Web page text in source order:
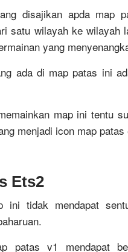
disajikan apda map
satu wilayah ke wilayah
yang
ada di map patas ini
map ini tentu
menjadi icon map patas
Ets2
ini tidak mendapat
patas v1 mendapat